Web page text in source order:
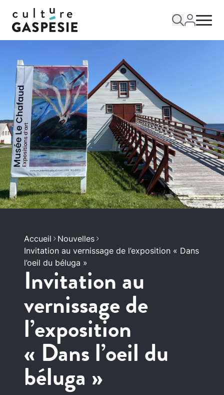
Accueil
Nouvelles
Invitation au vernissage de l’exposition « Dans
l’oeil du béluga »
Invitation au
vernissage de
l’exposition
« Dans l’oeil du
béluga »